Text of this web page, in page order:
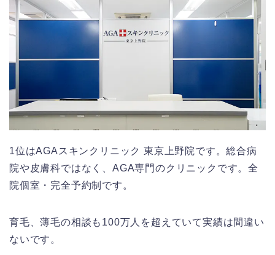
1位はAGAスキンクリニック 東京上野院です。総合病
院や皮膚科ではなく、AGA専門のクリニックです。全
院個室・完全予約制です。
育毛、薄毛の相談も100万人を超えていて実績は間違い
ないです。